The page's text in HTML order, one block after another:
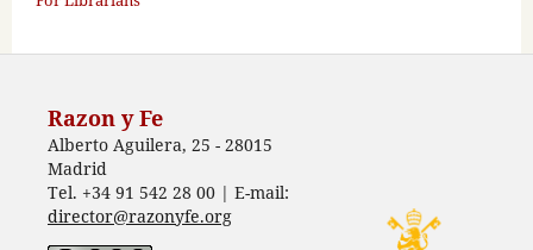
Razon y Fe
Alberto Aguilera, 25 - 28015
Madrid
Tel. +34 91 542 28 00 | E-mail:
director@razonyfe.org